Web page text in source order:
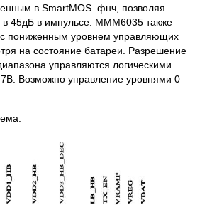
в SmartMOS фнч, позволяя
в 45дБ в импульсе. MMM6035 также
с пониженным уровнем управляющих
на состояние батареи. Разрешение
управляются логическими
Возможно управление уровнями 0